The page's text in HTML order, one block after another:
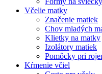
Včelie matky
Značenie matiek
Chov mladých
Klietky na matky
Izolátory matiek
Pomôcky pri
Kŕmenie včiel